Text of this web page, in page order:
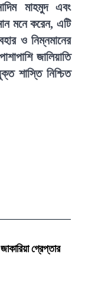
মাহমুদ এবং
মনে করেন, এটি
ও নিম্নমানের
জালিয়াতি
শাস্তি নিশ্চিত
গ্রেপ্তার